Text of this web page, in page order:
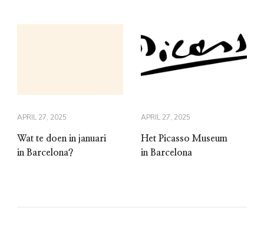
APRIL 27, 2025
Wat te doen in januari
in Barcelona?
APRIL 27, 2025
Het Picasso Museum
in Barcelona